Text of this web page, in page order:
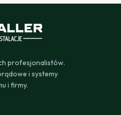
profesjonalistów.
i systemy
i firmy.